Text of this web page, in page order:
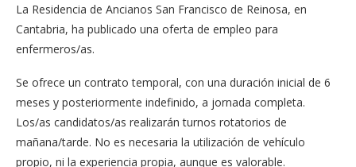
La Residencia de Ancianos San Francisco de Reinosa, en
Cantabria, ha publicado una oferta de empleo para
enfermeros/as.
Se ofrece un contrato temporal, con una duración inicial de 6
meses y posteriormente indefinido, a jornada completa.
Los/as candidatos/as realizarán turnos rotatorios de
mañana/tarde. No es necesaria la utilización de vehículo
propio, ni la experiencia propia, aunque es valorable.